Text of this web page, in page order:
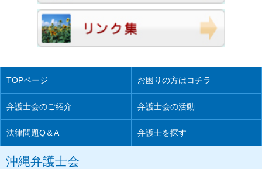
TOPページ お困りの方はコチラ
弁護士会のご紹介 弁護士会の活動
法律問題Q＆A 弁護士を探す
沖縄弁護士会